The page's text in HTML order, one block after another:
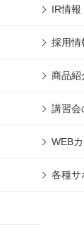
IR情報
採用情
商品紹
講習会
WEB
各種サ